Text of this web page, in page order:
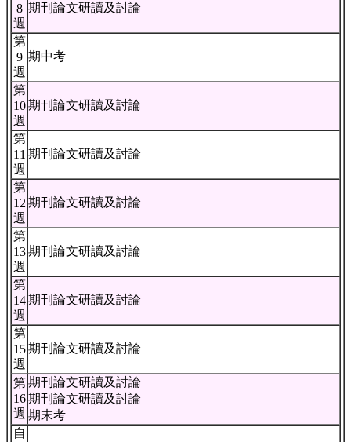
8
週
期刊論文研讀及討論
第
9
週
期中考
第
10
週
期刊論文研讀及討論
第
11
週
期刊論文研讀及討論
第
12
週
期刊論文研讀及討論
第
13
週
期刊論文研讀及討論
第
14
週
期刊論文研讀及討論
第
15
週
期刊論文研讀及討論
第
16
週
期刊論文研讀及討論
期刊論文研讀及討論
期末考
自